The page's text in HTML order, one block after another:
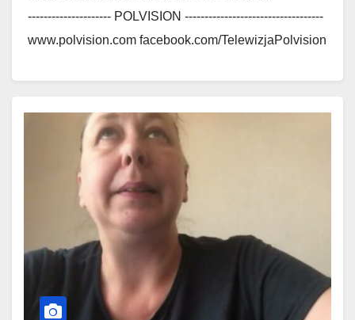
--------------------- POLVISION -----------------------------------
www.polvision.com facebook.com/TelewizjaPolvision